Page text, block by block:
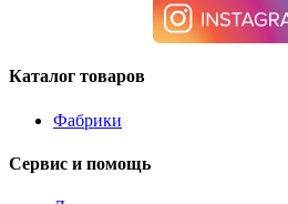
Каталог товаров
Фабрики
Сервис и помощь